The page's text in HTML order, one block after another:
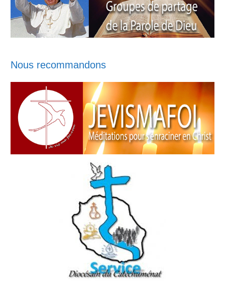
Nous recommandons